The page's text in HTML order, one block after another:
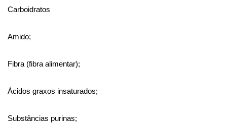
Carboidratos
Amido;
Fibra (fibra alimentar);
Ácidos graxos insaturados;
Substâncias purinas;